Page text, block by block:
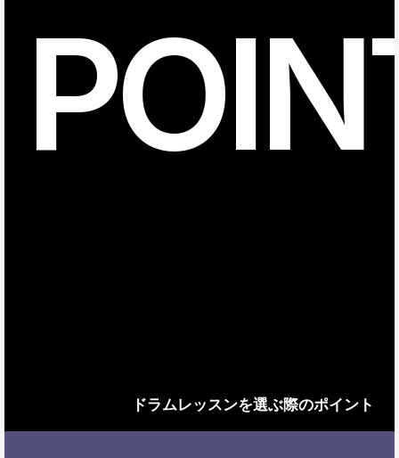
ドラムレッスンを選ぶ際のポイント